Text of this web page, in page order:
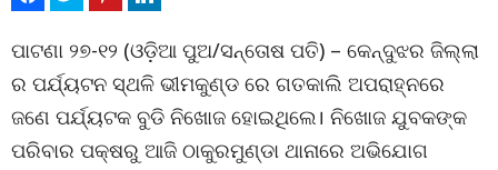
ପାଟଣା ୨୭-୧୨ (ଓଡ଼ିଆ ପୁଅ/ସନ୍ତୋଷ ପତି) – କେନ୍ଦୁଝର ଜିଲ୍ଲା
ର ପର୍ଯ୍ୟଟନ ସ୍ଥଳି ଭୀମକୁଣ୍ଡ ରେ ଗତକାଲି ଅପରାହ୍ନରେ
ଜଣେ ପର୍ଯ୍ୟଟକ ବୁଡି ନିଖୋଜ ହୋଇଥିଲେ। ନିଖୋଜ ଯୁବକଙ୍କ
ପରିବାର ପକ୍ଷରୁ ଆଜି ଠାକୁରମୁଣ୍ଡା ଥାନାରେ ଅଭିଯୋଗ